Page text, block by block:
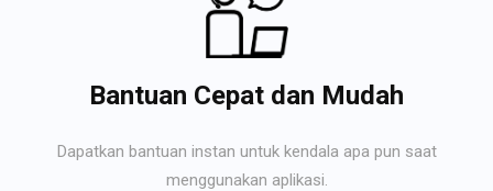
Bantuan Cepat dan Mudah
Dapatkan bantuan instan untuk kendala apa pun saat
menggunakan aplikasi.